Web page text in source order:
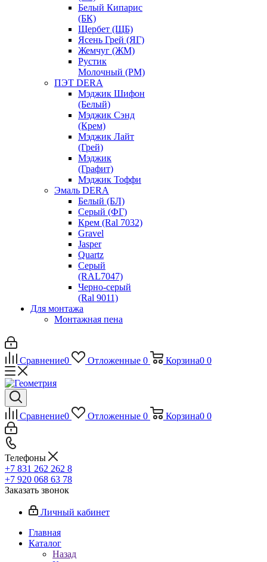
Белый Кипарис
(БК)
Щербет (ЩБ)
Ясень Грей (ЯГ)
Жемчуг (ЖМ)
Рустик
Молочный (РМ)
ПЭТ DERA
Мэджик Шифон
(Белый)
Мэджик Сэнд
(Крем)
Мэджик Лайт
(Грей)
Мэджик
(Графит)
Мэджик Тоффи
Эмаль DERA
Белый (БЛ)
Серый (ФГ)
Крем (Ral 7032)
Gravel
Jasper
Quartz
Серый
(RAL7047)
Черно-серый
(Ral 9011)
Для монтажа
Монтажная пена
Сравнение0 Отложенные 0 Корзина0 0
Сравнение0 Отложенные 0 Корзина0 0
Телефоны
+7 831 262 262 8
+7 920 068 63 78
Заказать звонок
Личный кабинет
Главная
Каталог
Назад